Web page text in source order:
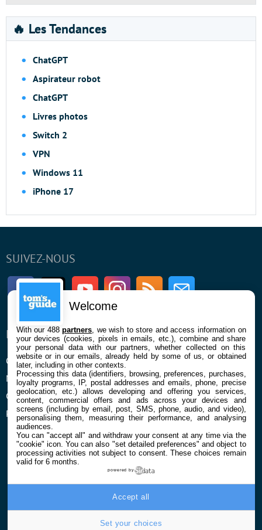
🔥 Les Tendances
ChatGPT
Aspirateur robot
ChatGPT
Livres photos
Switch 2
VPN
Windows 11
iPhone 17
SUIVEZ-NOUS
FacebookTwitter Youtube InstagramRSS Newsletter
ENTREPRISE
Qui sommes nous
Mentions légales et CGU
Confidentialité et Cookies
Préférences cookies
À PROPOS
La rédaction
Contact
Welcome
With our 488partners , we wish to store and access information on
your devices (cookies, pixels in emails, etc.), combine and share
your personal data with our partners, whether collected on this
website or in our emails, already held by some of us, or obtained
later, including in other contexts.
Processing this data (identifiers, browsing, preferences, purchases,
loyalty programs, IP, postal addresses and emails, phone, precise
geolocation, etc.) allows developing and offering you services,
content, commercial offers and ads across your devices and
screens (including by email, post, SMS, phone, audio, and video),
personalising them, measuring their performance, and analysing
audiences.
You can "accept all" and withdraw your consent at any time via the
"cookie" icon. You can also "set detailed preferences" and object to
processing activities not subject to consent. These choices remain
valid for 6 months.
powered by
Set your choices
Accept all